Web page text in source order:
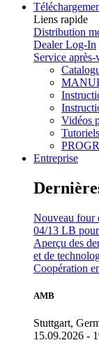
Liens rapide
Distribution
Dealer Log-In
Service après-
Vidéos
Entreprise
Nouveau four
04/13 LB
Aperçu des
et de
Coopération
AMB
Stuttgart,
15.09.2026 -